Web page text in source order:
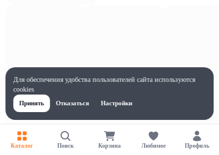
Каталог Поиск Корзина Любимое Профиль
Для обеспечения удобства пользователей сайта используются
cookies
Принять
Отказаться Настройки